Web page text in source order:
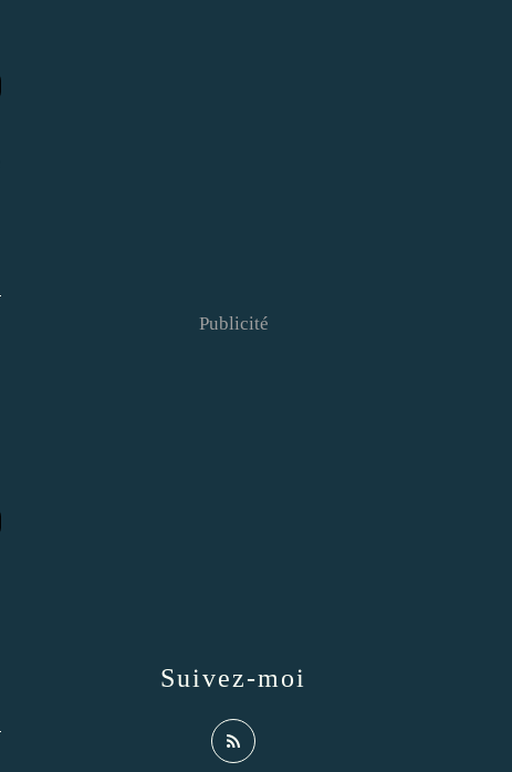
Suivez-moi
Publicité